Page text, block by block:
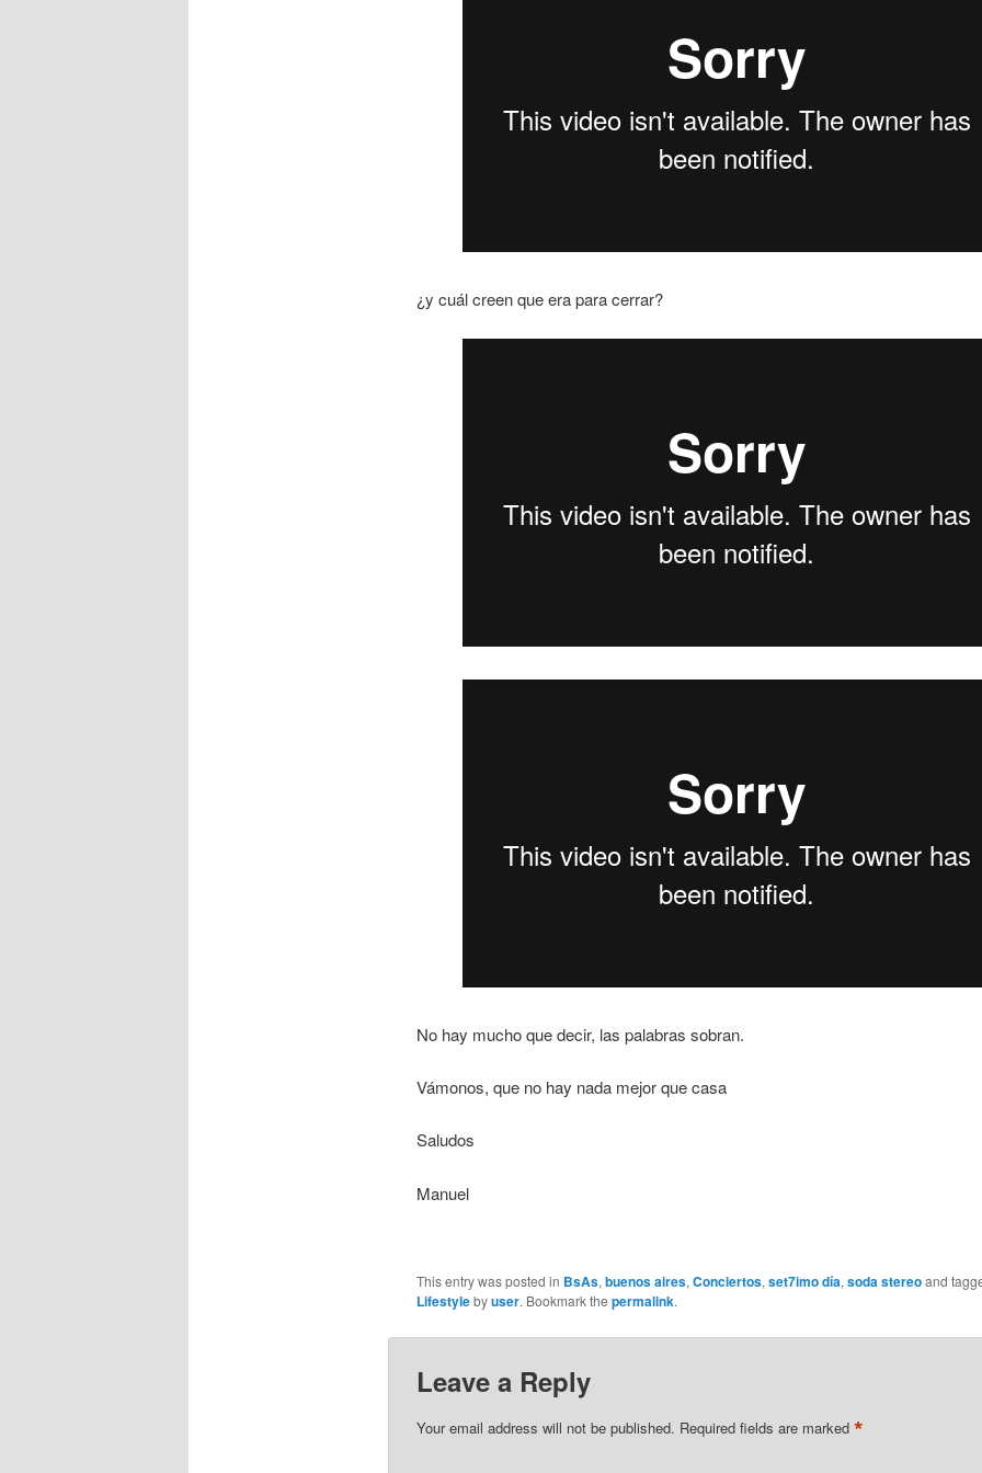
¿y cuál creen que era para cerrar?
No hay mucho que decir, las palabras sobran.
Vámonos, que no hay nada mejor que casa
Saludos
Manuel
This entry was posted in BsAs, buenos aires, Conciertos, set7imo día, soda stereoand
Lifestylebyuser. Bookmark the permalink.
Leave a Reply
Your email address will not be published. Required fields are marked *